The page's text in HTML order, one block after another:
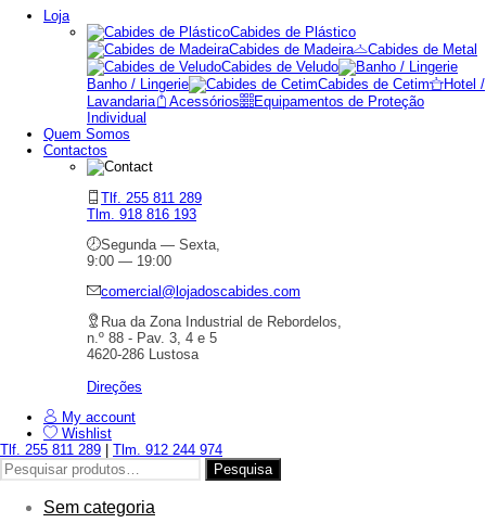
Loja
Cabides de Plástico
Cabides de Madeira
Cabides de Metal
Cabides de Veludo
Banho / Lingerie
Cabides de Cetim
Hotel /
Lavandaria
Acessórios
Equipamentos de Proteção
Individual
Quem Somos
Contactos
Tlf. 255 811 289
Tlm. 918 816 193
Segunda — Sexta,
9:00 — 19:00
comercial@lojadoscabides.com
Rua da Zona Industrial de Rebordelos,
n.º 88 - Pav. 3, 4 e 5
4620-286 Lustosa
Direções
My account
Wishlist
Tlf. 255 811 289
Tlm. 912 244 974
Pesquisar
por:
Pesquisa
Sem categoria